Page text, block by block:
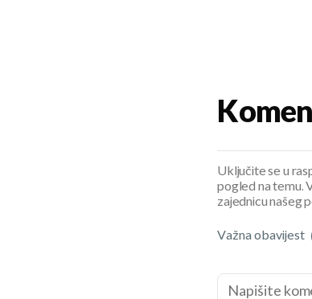
Uključite se u
pogled na temu.
zajednicu našeg
Važna obavijest